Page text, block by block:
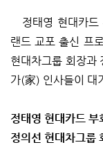
정태영 현대카드
랜드 교포 출신 프
현대차그룹 회장과
가(家) 인사들이 대
정태영 현대카드 부
정의선 현대차그룹